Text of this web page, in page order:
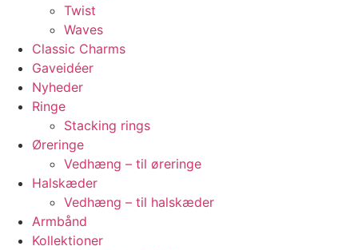
Twist
Waves
Classic Charms
Gaveidéer
Nyheder
Ringe
Stacking rings
Øreringe
Vedhæng – til øreringe
Halskæder
Vedhæng – til halskæder
Armbånd
Kollektioner